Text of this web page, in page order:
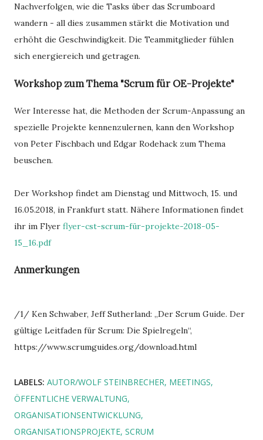
Nachverfolgen, wie die Tasks über das Scrumboard
wandern - all dies zusammen stärkt die Motivation und
erhöht die Geschwindigkeit. Die Teammitglieder fühlen
sich energiereich und getragen.
Workshop zum Thema "Scrum für OE-Projekte"
Wer Interesse hat, die Methoden der Scrum-Anpassung an
spezielle Projekte kennenzulernen, kann den Workshop
von Peter Fischbach und Edgar Rodehack zum Thema
beuschen.
Der Workshop findet am Dienstag und Mittwoch, 15. und
16.05.2018, in Frankfurt statt. Nähere Informationen findet
ihr im Flyer flyer-cst-scrum-für-projekte-2018-05-
15_16.pdf
Anmerkungen
/1/ Ken Schwaber, Jeff Sutherland: „Der Scrum Guide. Der
gültige Leitfaden für Scrum: Die Spielregeln“,
https://www.scrumguides.org/download.html
LABELS: AUTOR/WOLF STEINBRECHER MEETINGS
ÖFFENTLICHE VERWALTUNG
ORGANISATIONSENTWICKLUNG
ORGANISATIONSPROJEKTE SCRUM